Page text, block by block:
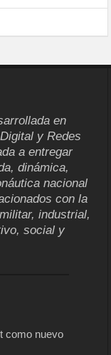
en
y Redes
a entregar
dinámica,
nacional
con la
industrial,
social y
como nuevo